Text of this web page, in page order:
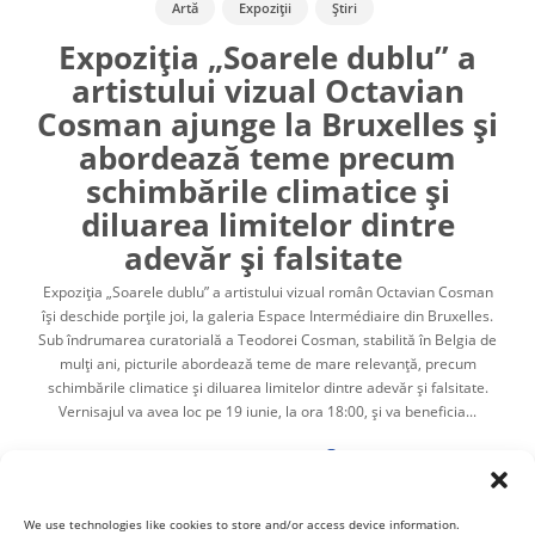
We use technologies like cookies to store and/or access device information.
Artă Expoziții Știri
Expoziția „Soarele dublu” a
artistului vizual Octavian
Cosman ajunge la Bruxelles și
abordează teme precum
schimbările climatice și
diluarea limitelor dintre
adevăr și falsitate
Expoziția „Soarele dublu” a artistului vizual român Octavian Cosman
își deschide porțile joi, la galeria Espace Intermédiaire din Bruxelles.
Sub îndrumarea curatorială a Teodorei Cosman, stabilită în Belgia de
mulți ani, picturile abordează teme de mare relevanță, precum
schimbările climatice și diluarea limitelor dintre adevăr și falsitate.
Vernisajul va avea loc pe 19 iunie, la ora 18:00, și va beneficia...